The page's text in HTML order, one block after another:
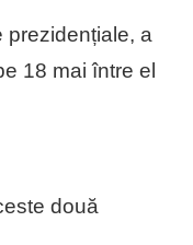
prezidențiale, a
18 mai între el
două